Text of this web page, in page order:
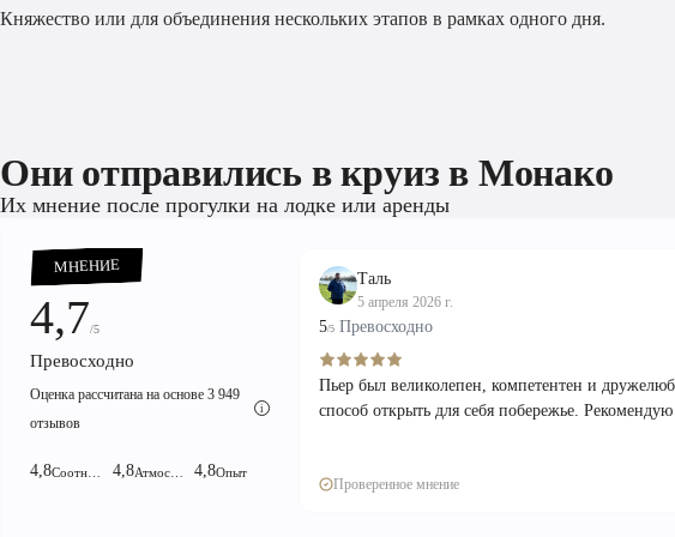
Княжество или для объединения нескольких этапов в рамках одного дня.
Они отправились в круиз в Монако
Их мнение после прогулки на лодке или аренды
МНЕНИЕ
4,7/5
Превосходно
Оценка рассчитана на основе 3 949
отзывов
i
4,8 4,8 Атмосфера 4,8Опыт
Таль
5 апреля 2026 г.
5/5 Превосходно
Пьер был великолепен, компетентен и
способ открыть для себя побережье. Рекомендую
Проверенное мнение